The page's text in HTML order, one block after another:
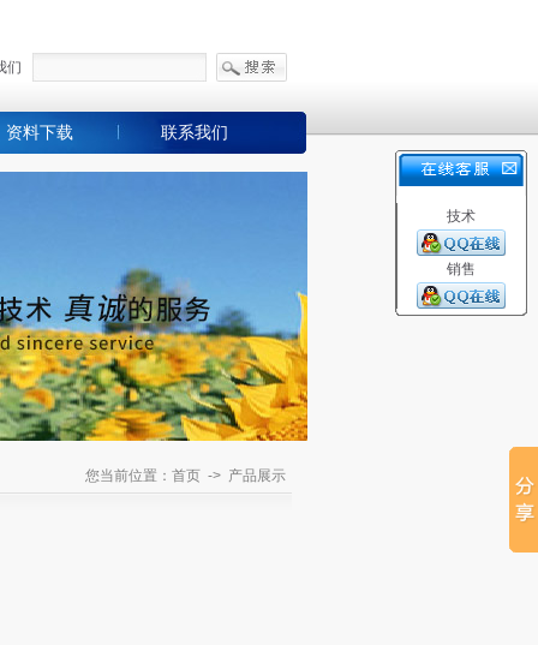
们
资料下载 联系我们
您当前位置：首页 -> 产品展示
技术
销售